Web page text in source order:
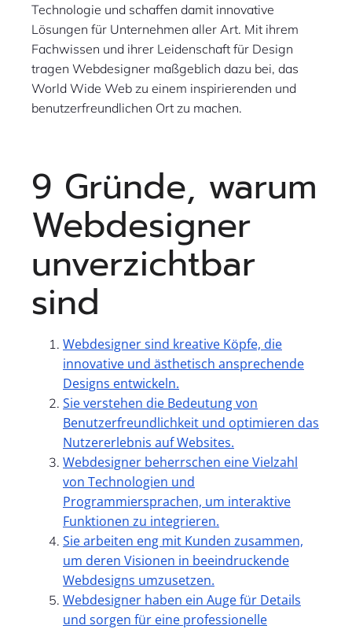
Technologie und schaffen damit innovative
Lösungen für Unternehmen aller Art. Mit ihrem
Fachwissen und ihrer Leidenschaft für Design
tragen Webdesigner maßgeblich dazu bei, das
World Wide Web zu einem inspirierenden und
benutzerfreundlichen Ort zu machen.
9 Gründe, warum
Webdesigner
unverzichtbar
sind
Webdesigner sind kreative Köpfe, die
innovative und ästhetisch ansprechende
Designs entwickeln.
Sie verstehen die Bedeutung von
Benutzerfreundlichkeit und optimieren das
Nutzererlebnis auf Websites.
Webdesigner beherrschen eine Vielzahl
von Technologien und
Programmiersprachen, um interaktive
Funktionen zu integrieren.
Sie arbeiten eng mit Kunden zusammen,
um deren Visionen in beeindruckende
Webdesigns umzusetzen.
Webdesigner haben ein Auge für Details
und sorgen für eine professionelle